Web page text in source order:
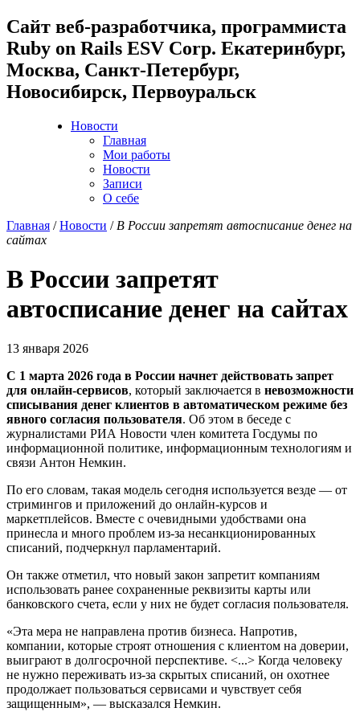
Cайт веб-разработчика, программиста
Ruby on Rails ESV Corp. Екатеринбург,
Москва, Санкт-Петербург,
Новосибирск, Первоуральск
Новости
Главная
Мои работы
Новости
Записи
О себе
Главная /Новости / В России запретят автосписание денег на
сайтах
В России запретят
автосписание денег на сайтах
13 января 2026
С 1 марта 2026 года в России начнет действовать запрет
для онлайн-сервисов, который заключается в невозможности
списывания денег клиентов в автоматическом режиме без
явного согласия пользователя. Об этом в беседе с
журналистами РИА Новости член комитета Госдумы по
информационной политике, информационным технологиям и
связи Антон Немкин.
По его словам, такая модель сегодня используется везде — от
стримингов и приложений до онлайн-курсов и
маркетплейсов. Вместе с очевидными удобствами она
принесла и много проблем из-за несанкционированных
списаний, подчеркнул парламентарий.
Он также отметил, что новый закон запретит компаниям
использовать ранее сохраненные реквизиты карты или
банковского счета, если у них не будет согласия пользователя.
«Эта мера не направлена против бизнеса. Напротив,
компании, которые строят отношения с клиентом на доверии,
выиграют в долгосрочной перспективе. <...> Когда человеку
не нужно переживать из-за скрытых списаний, он охотнее
продолжает пользоваться сервисами и чувствует себя
защищенным», — высказался Немкин.